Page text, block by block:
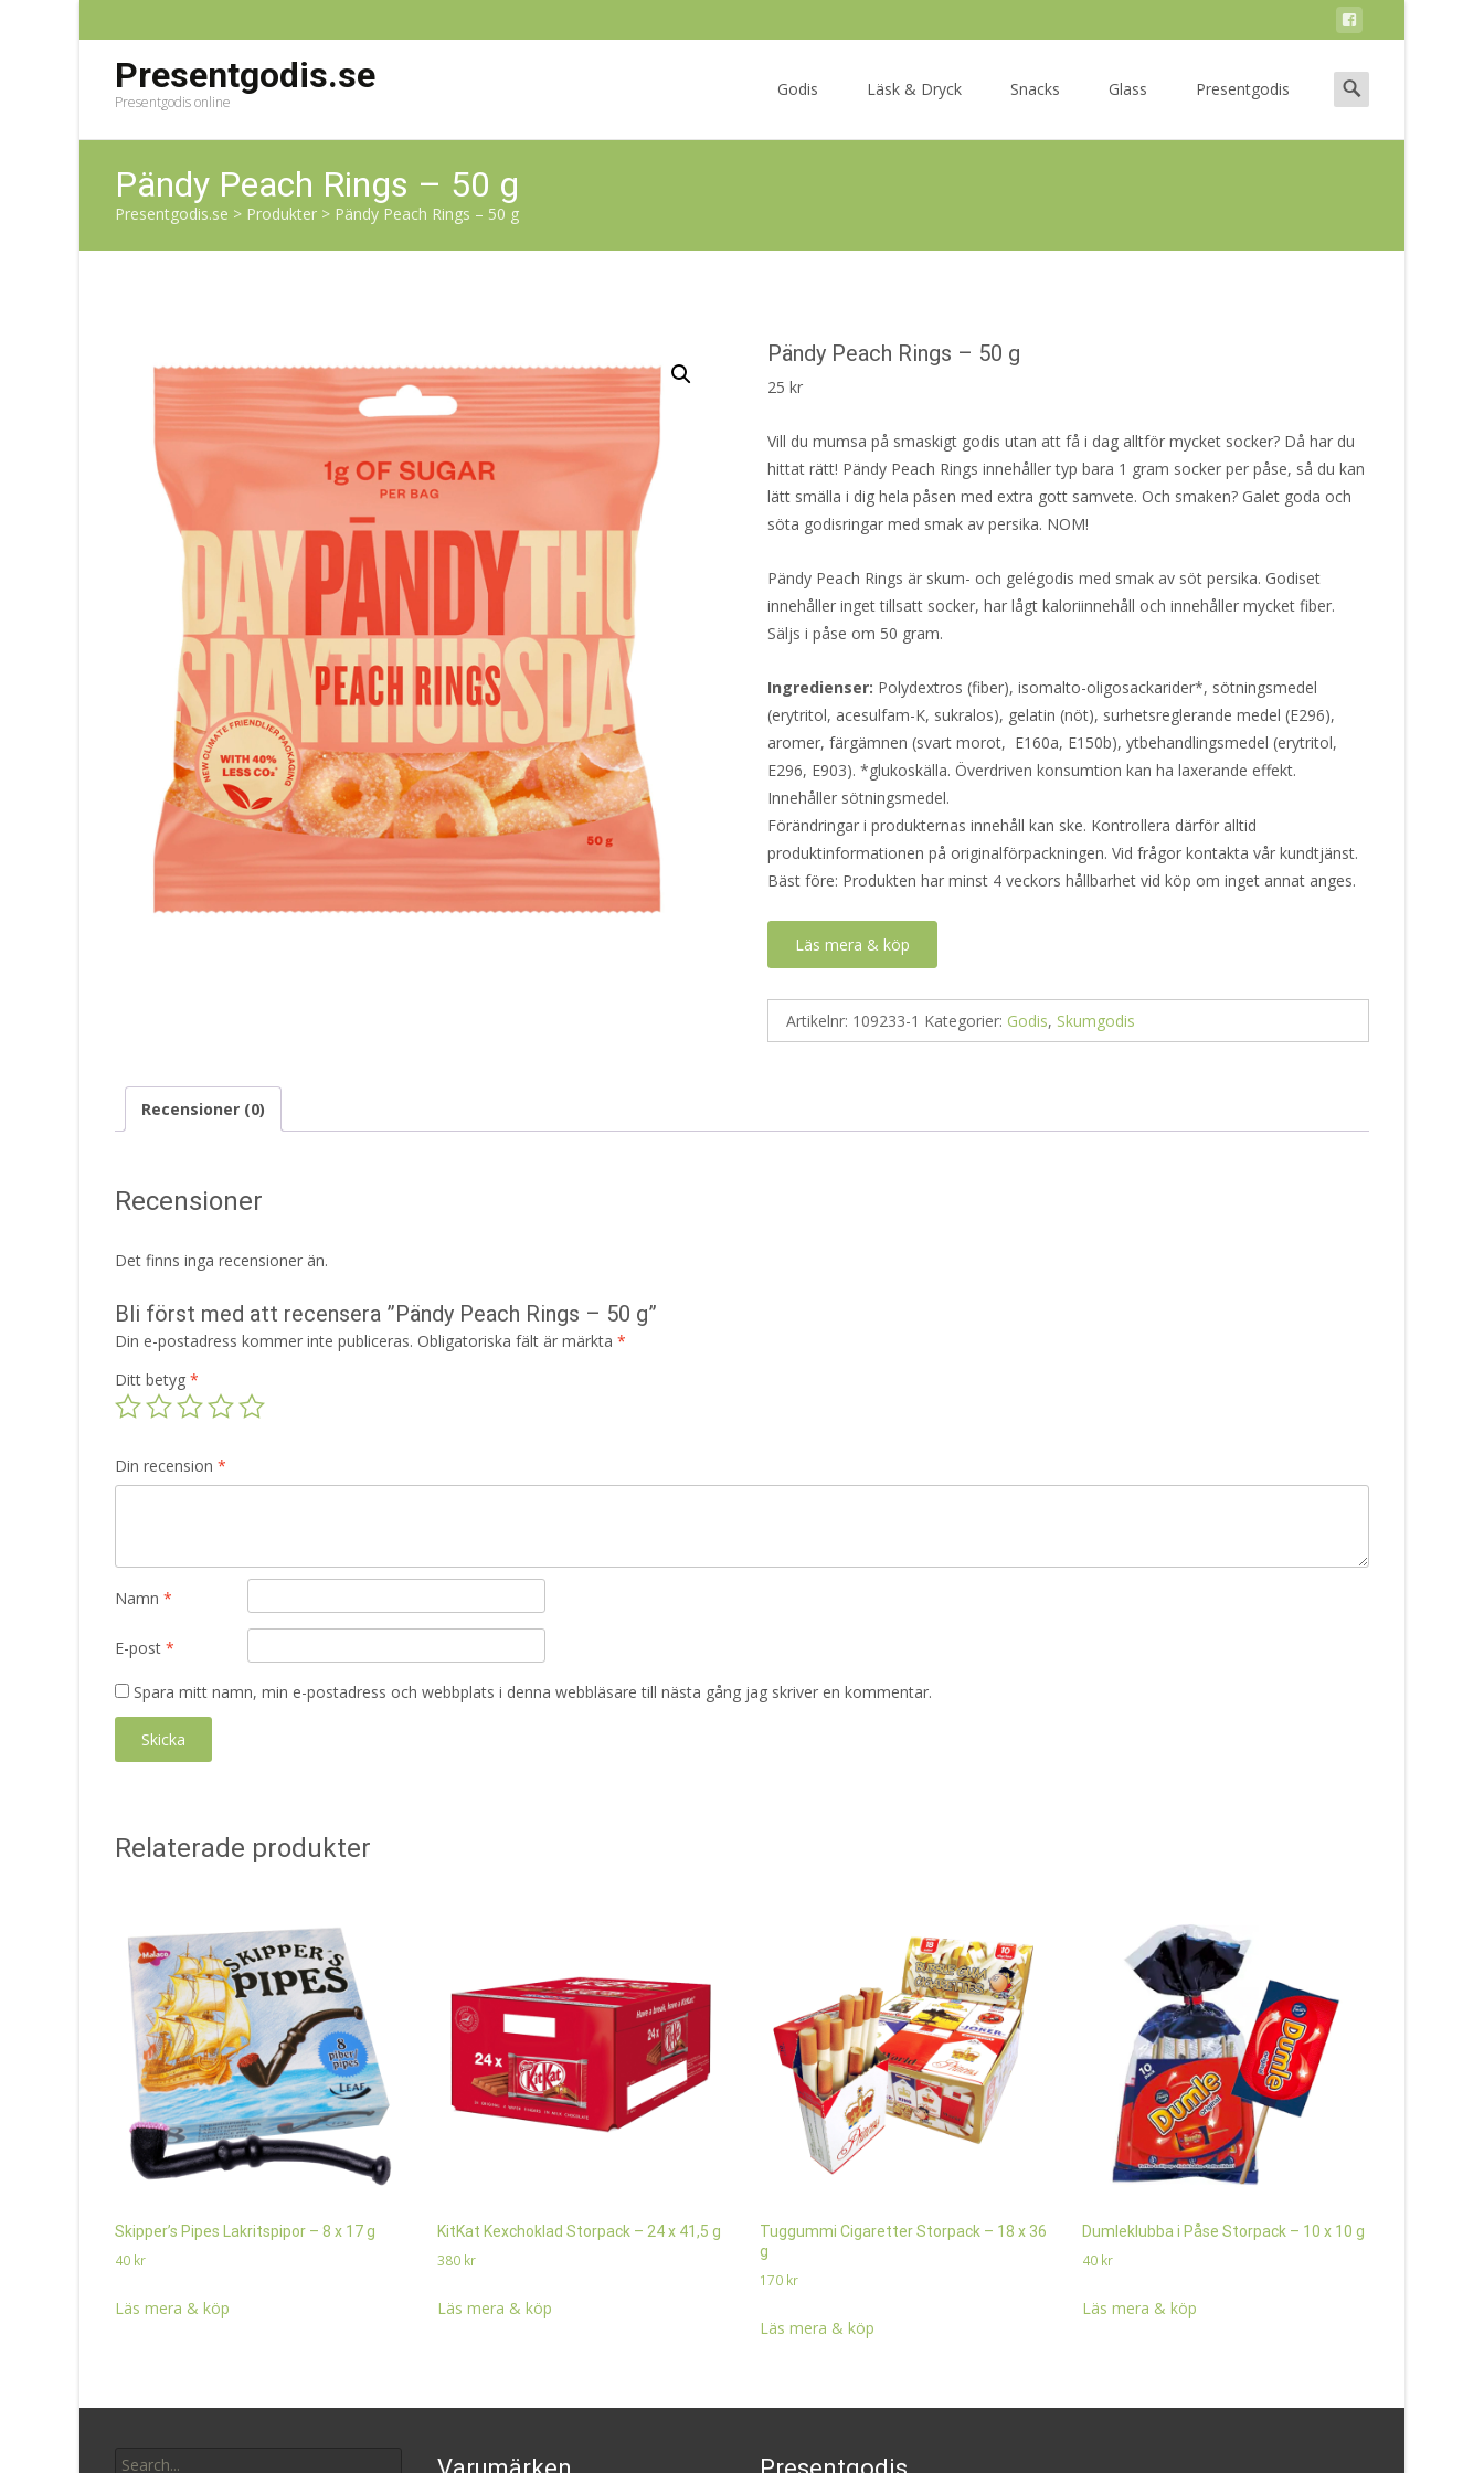
Presentgodis.se
Presentgodis online
Godis Läsk & Dryck Snacks Glass Presentgodis
Search
for:
Pändy Peach Rings – 50 g
Presentgodis.se > Produkter > Pändy Peach Rings – 50 g
Pändy Peach Rings – 50 g
25 kr
Vill du mumsa på smaskigt godis utan att få i dag alltför mycket socker? Då har du
hittat rätt! Pändy Peach Rings innehåller typ bara 1 gram socker per påse, så du kan
lätt smälla i dig hela påsen med extra gott samvete. Och smaken? Galet goda och
söta godisringar med smak av persika. NOM!
Pändy Peach Rings är skum- och gelégodis med smak av söt persika. Godiset
innehåller inget tillsatt socker, har lågt kaloriinnehåll och innehåller mycket fiber.
Säljs i påse om 50 gram.
Ingredienser: Polydextros (fiber), isomalto-oligosackarider*, sötningsmedel
(erytritol, acesulfam-K, sukralos), gelatin (nöt), surhetsreglerande medel (E296),
aromer, färgämnen (svart morot, E160a, E150b), ytbehandlingsmedel (erytritol,
E296, E903). *glukoskälla. Överdriven konsumtion kan ha laxerande effekt.
Innehåller sötningsmedel.
Förändringar i produkternas innehåll kan ske. Kontrollera därför alltid
produktinformationen på originalförpackningen. Vid frågor kontakta vår kundtjänst.
Bäst före: Produkten har minst 4 veckors hållbarhet vid köp om inget annat anges.
Läs mera & köp
Artikelnr: 109233-1 Kategorier: Godis, Skumgodis
Recensioner (0)
Recensioner
Det finns inga recensioner än.
Bli först med att recensera ”Pändy Peach Rings – 50 g”
Din e-postadress kommer inte publiceras. Obligatoriska fält är märkta *
Ditt betyg *
Din recension *
Namn *
E-post *
Spara mitt namn, min e-postadress och webbplats i denna webbläsare till nästa gång jag skriver en kommentar.
Relaterade produkter
Skipper’s Pipes Lakritspipor – 8 x 17 g
40 kr
Läs mera & köp
KitKat Kexchoklad Storpack – 24 x 41,5 g
380 kr
Läs mera & köp
Tuggummi Cigaretter Storpack – 18 x 36
g
170 kr
Läs mera & köp
Dumleklubba i Påse Storpack – 10 x 10 g
40 kr
Läs mera & köp